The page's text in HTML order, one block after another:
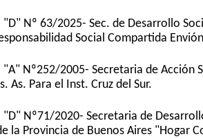
"D" Nº 63/2025- Sec. de Desarrollo
Social Compartida
"A" Nº252/2005- Secretaria de Acción
As. Para el Inst. Cruz del Sur.
"D" Nº71/2020- Secretaria de
la Provincia de Buenos Aires "Hogar